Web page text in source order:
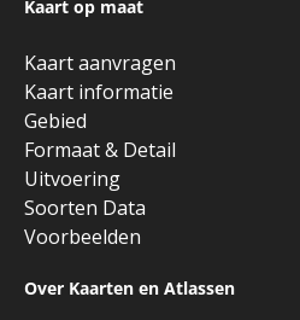
Kaart op maat
Kaart aanvragen
Kaart informatie
Gebied
Formaat & Detail
Uitvoering
Soorten Data
Voorbeelden
Over Kaarten en Atlassen